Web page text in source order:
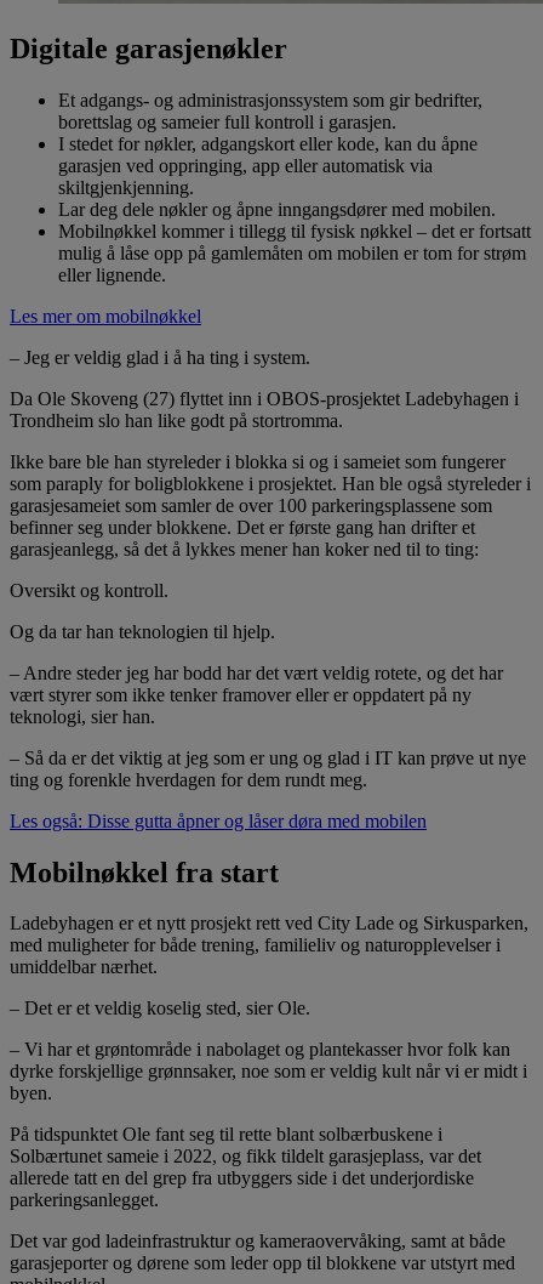
Digitale garasjenøkler
Et adgangs- og administrasjonssystem som gir bedrifter,
borettslag og sameier full kontroll i garasjen.
I stedet for nøkler, adgangskort eller kode, kan du åpne
garasjen ved oppringing, app eller automatisk via
skiltgjenkjenning.
Lar deg dele nøkler og åpne inngangsdører med mobilen.
Mobilnøkkel kommer i tillegg til fysisk nøkkel – det er fortsatt
mulig å låse opp på gamlemåten om mobilen er tom for strøm
eller lignende.
Les mer om mobilnøkkel
– Jeg er veldig glad i å ha ting i system.
Da Ole Skoveng (27) flyttet inn i OBOS-prosjektet Ladebyhagen i
Trondheim slo han like godt på stortromma.
Ikke bare ble han styreleder i blokka si og i sameiet som fungerer
som paraply for boligblokkene i prosjektet. Han ble også styreleder i
garasjesameiet som samler de over 100 parkeringsplassene som
befinner seg under blokkene. Det er første gang han drifter et
garasjeanlegg, så det å lykkes mener han koker ned til to ting:
Oversikt og kontroll.
Og da tar han teknologien til hjelp.
– Andre steder jeg har bodd har det vært veldig rotete, og det har
vært styrer som ikke tenker framover eller er oppdatert på ny
teknologi, sier han.
– Så da er det viktig at jeg som er ung og glad i IT kan prøve ut nye
ting og forenkle hverdagen for dem rundt meg.
Les også: Disse gutta åpner og låser døra med mobilen
Mobilnøkkel fra start
Ladebyhagen er et nytt prosjekt rett ved City Lade og Sirkusparken,
med muligheter for både trening, familieliv og naturopplevelser i
umiddelbar nærhet.
– Det er et veldig koselig sted, sier Ole.
– Vi har et grøntområde i nabolaget og plantekasser hvor folk kan
dyrke forskjellige grønnsaker, noe som er veldig kult når vi er midt i
byen.
På tidspunktet Ole fant seg til rette blant solbærbuskene i
Solbærtunet sameie i 2022, og fikk tildelt garasjeplass, var det
allerede tatt en del grep fra utbyggers side i det underjordiske
parkeringsanlegget.
Det var god ladeinfrastruktur og kameraovervåking, samt at både
garasjeporter og dørene som leder opp til blokkene var utstyrt med